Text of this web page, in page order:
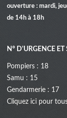
ouverture : mardi,
de 14h à 18h
N° D'URGENCE ET
Pompiers : 18
Samu : 15
Gendarmerie : 17
Cliquez ici pour